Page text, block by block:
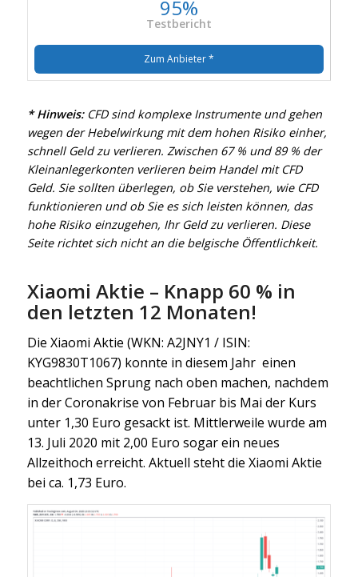
95%
Testbericht
Zum Anbieter *
* Hinweis: CFD sind komplexe Instrumente und gehen
wegen der Hebelwirkung mit dem hohen Risiko einher,
schnell Geld zu verlieren. Zwischen 67 % und 89 % der
Kleinanlegerkonten verlieren beim Handel mit CFD
Geld. Sie sollten überlegen, ob Sie verstehen, wie CFD
funktionieren und ob Sie es sich leisten können, das
hohe Risiko einzugehen, Ihr Geld zu verlieren. Diese
Seite richtet sich nicht an die belgische Öffentlichkeit.
Xiaomi Aktie – Knapp 60 % in
den letzten 12 Monaten!
Die Xiaomi Aktie (WKN: A2JNY1 / ISIN:
KYG9830T1067) konnte in diesem Jahr einen
beachtlichen Sprung nach oben machen, nachdem
in der Coronakrise von Februar bis Mai der Kurs
unter 1,30 Euro gesackt ist. Mittlerweile wurde am
13. Juli 2020 mit 2,00 Euro sogar ein neues
Allzeithoch erreicht. Aktuell steht die Xiaomi Aktie
bei ca. 1,73 Euro.